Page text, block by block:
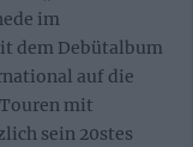
im
dem Debütalbum
auf die
mit
sein 20stes